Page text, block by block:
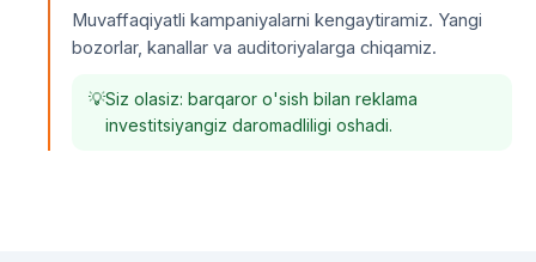
Muvaffaqiyatli kampaniyalarni kengaytiramiz. Yangi
bozorlar, kanallar va auditoriyalarga chiqamiz.
Siz olasiz: barqaror o'sish bilan reklama
investitsiyangiz daromadliligi oshadi.